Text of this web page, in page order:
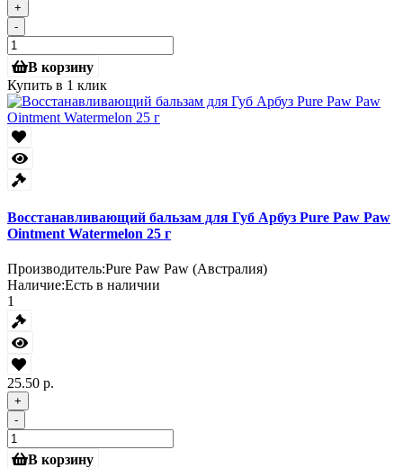
+
-
В корзину
Купить в 1 клик
Восстанавливающий бальзам для Губ Арбуз Pure Paw Paw
Ointment Watermelon 25 г
Производитель:Pure Paw Paw (Австралия)
Наличие:Есть в наличии
1
25.50 р.
+
-
В корзину